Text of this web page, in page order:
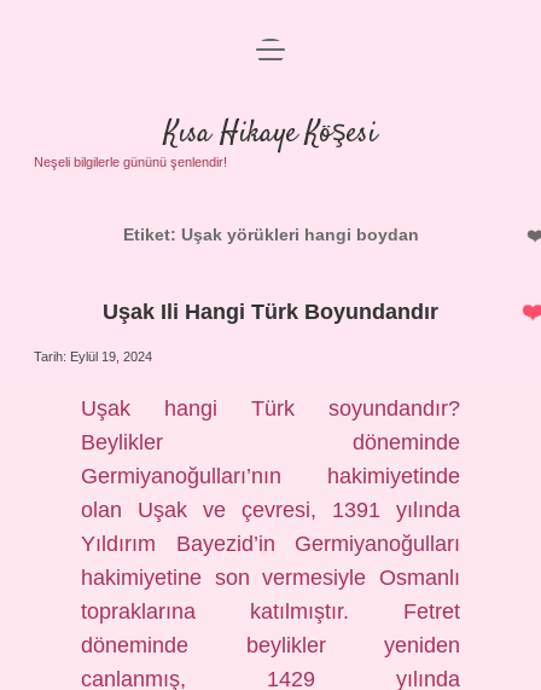
Anasayfa
Yasal Uyarı
menüyü
aç
Kısa Hikaye Köşesi
Neşeli bilgilerle gününü şenlendir!
Etiket: Uşak yörükleri hangi boydan
Uşak Ili Hangi Türk Boyundandır
Tarih: Eylül 19, 2024
Uşak hangi Türk soyundandır?
Beylikler döneminde
Germiyanoğulları’nın hakimiyetinde
olan Uşak ve çevresi, 1391 yılında
Yıldırım Bayezid’in Germiyanoğulları
hakimiyetine son vermesiyle Osmanlı
topraklarına katılmıştır. Fetret
döneminde beylikler yeniden
canlanmış, 1429 yılında